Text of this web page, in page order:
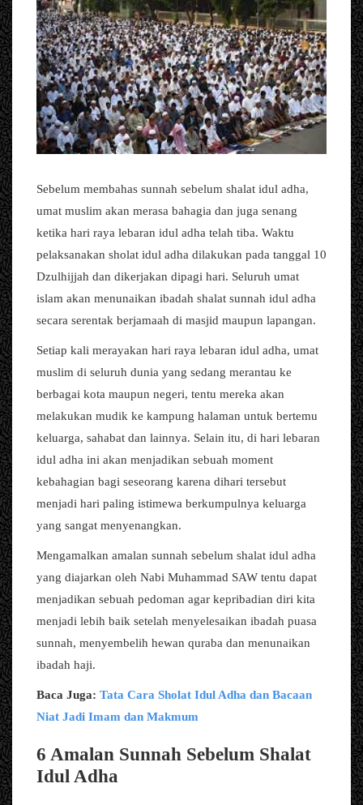
Sebelum membahas sunnah sebelum shalat idul adha,
umat muslim akan merasa bahagia dan juga senang
ketika hari raya lebaran idul adha telah tiba. Waktu
pelaksanakan sholat idul adha dilakukan pada tanggal 10
Dzulhijjah dan dikerjakan dipagi hari. Seluruh umat
islam akan menunaikan ibadah shalat sunnah idul adha
secara serentak berjamaah di masjid maupun lapangan.
Setiap kali merayakan hari raya lebaran idul adha, umat
muslim di seluruh dunia yang sedang merantau ke
berbagai kota maupun negeri, tentu mereka akan
melakukan mudik ke kampung halaman untuk bertemu
keluarga, sahabat dan lainnya. Selain itu, di hari lebaran
idul adha ini akan menjadikan sebuah moment
kebahagian bagi seseorang karena dihari tersebut
menjadi hari paling istimewa berkumpulnya keluarga
yang sangat menyenangkan.
Mengamalkan amalan sunnah sebelum shalat idul adha
yang diajarkan oleh Nabi Muhammad SAW tentu dapat
menjadikan sebuah pedoman agar kepribadian diri kita
menjadi lebih baik setelah menyelesaikan ibadah puasa
sunnah, menyembelih hewan quraba dan menunaikan
ibadah haji.
Baca Juga: Tata Cara Sholat Idul Adha dan Bacaan
Niat Jadi Imam dan Makmum
6 Amalan Sunnah Sebelum Shalat
Idul Adha